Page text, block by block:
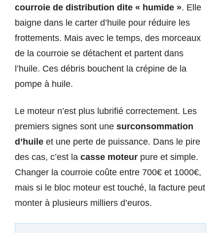
courroie de distribution dite « humide ». Elle
baigne dans le carter d’huile pour réduire les
frottements. Mais avec le temps, des morceaux
de la courroie se détachent et partent dans
l’huile. Ces débris bouchent la crépine de la
pompe à huile.
Le moteur n’est plus lubrifié correctement. Les
premiers signes sont une surconsommation
d’huile et une perte de puissance. Dans le pire
des cas, c’est la casse moteur pure et simple.
Changer la courroie coûte entre 700€ et 1000€,
mais si le bloc moteur est touché, la facture peut
monter à plusieurs milliers d’euros.